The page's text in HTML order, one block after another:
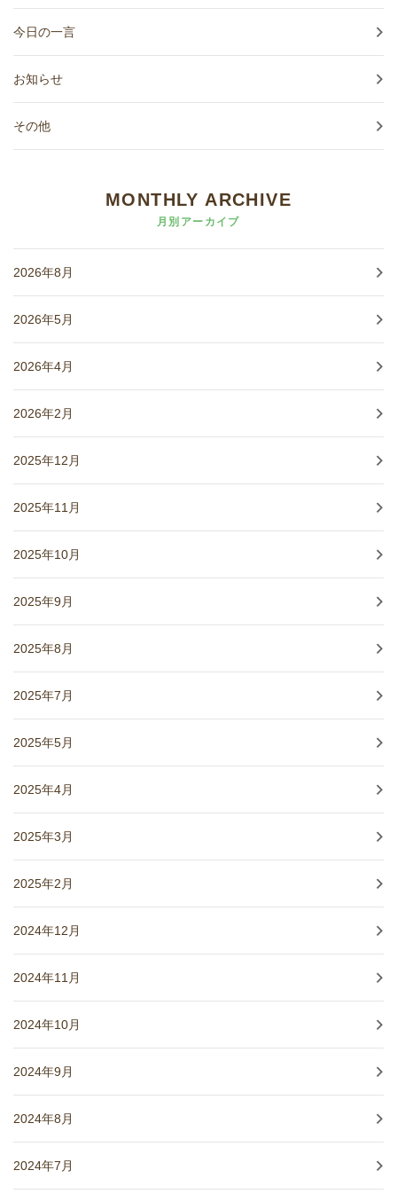
今日の一言
お知らせ
その他
MONTHLY ARCHIVE
月別アーカイブ
2026年8月
2026年5月
2026年4月
2026年2月
2025年12月
2025年11月
2025年10月
2025年9月
2025年8月
2025年7月
2025年5月
2025年4月
2025年3月
2025年2月
2024年12月
2024年11月
2024年10月
2024年9月
2024年8月
2024年7月